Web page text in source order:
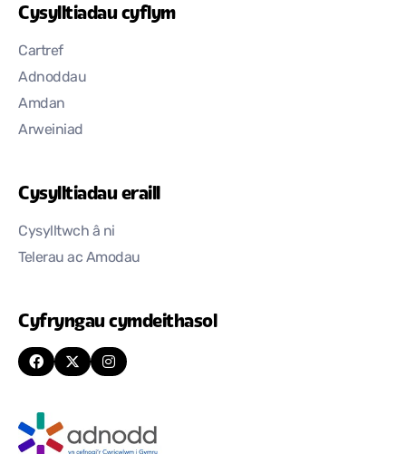
Cysylltiadau cyflym
Cartref
Adnoddau
Amdan
Arweiniad
Cysylltiadau eraill
Cysylltwch â ni
Telerau ac Amodau
Cyfryngau cymdeithasol